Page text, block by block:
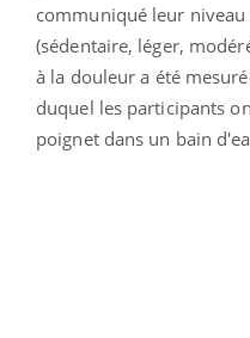
communiqué leur
(sédentaire, léger,
à la douleur a été
duquel les participants
poignet dans un bain